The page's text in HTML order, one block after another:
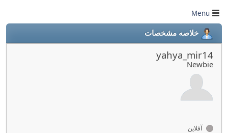
Menu
خلاصه مشخصات
yahya_mir14
Newbie
آفلاین